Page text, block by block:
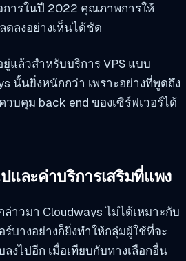
การในปี 2022 คุณภาพการให้
ดลงอย่างเห็นได้ชัด
แล้วสำหรับบริการ VPS แบบ
นั้นยิ่งหนักกว่า เพราะอย่างที่พูดถึง
บคุม back end ของเซิร์ฟเวอร์ได้
และค่าบริการเสริมที่แพง
าวมา Cloudways ไม่ได้เหมาะกับ
บางอย่างก็ยิ่งทำให้กลุ่มผู้ใช้ที่จะ
งไปอีก เมื่อเทียบกับทางเลือกอื่น